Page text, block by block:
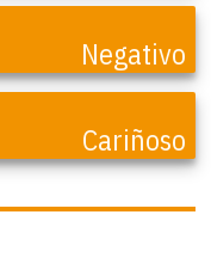
Negativo
Cariñoso